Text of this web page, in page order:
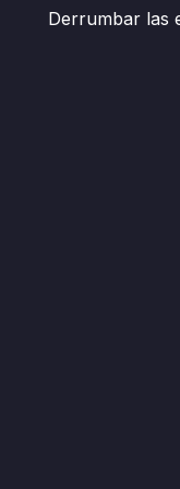
Derrumbar las